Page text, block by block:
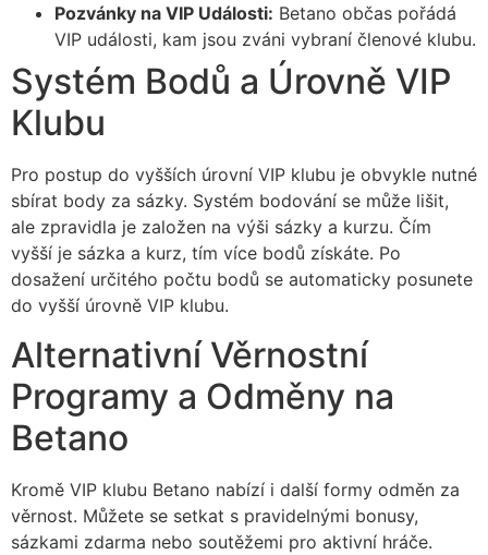
Pozvánky na VIP Události: Betano občas pořádá
VIP události, kam jsou zváni vybraní členové klubu.
Systém Bodů a Úrovně VIP
Klubu
Pro postup do vyšších úrovní VIP klubu je obvykle nutné
sbírat body za sázky. Systém bodování se může lišit,
ale zpravidla je založen na výši sázky a kurzu. Čím
vyšší je sázka a kurz, tím více bodů získáte. Po
dosažení určitého počtu bodů se automaticky posunete
do vyšší úrovně VIP klubu.
Alternativní Věrnostní
Programy a Odměny na
Betano
Kromě VIP klubu Betano nabízí i další formy odměn za
věrnost. Můžete se setkat s pravidelnými bonusy,
sázkami zdarma nebo soutěžemi pro aktivní hráče.